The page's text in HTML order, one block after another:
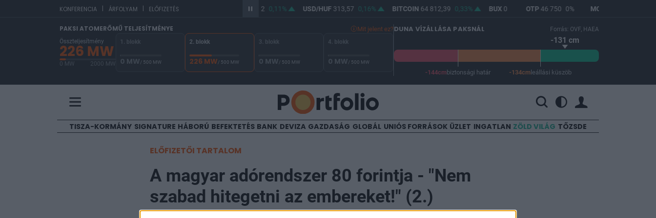
KONFERENCIA | ÁRFOLYAM | ELŐFIZETÉS 362,12 0,11% USD/HUF313,57 0,16% BITCOIN64 812,39 0,33% BUX0 OTP46 750 0% MOL
PAKSI ATOMERŐMŰ TELJESÍTMÉNYE Mit jelent ez?
Összteljesítmény
226 MW
0 MW 2000 MW
1. blokk
0 MW/ 500 MW
2. blokk
226 MW/ 500 MW
3. blokk
0 MW/ 500 MW
4. blokk
0 MW/ 500 MW
DUNA VÍZÁLLÁSA PAKSNÁL Forrás: OVF, HAEA
-131 cm
-144cmbiztonsági határ -134cmleállási küszöb
TISZA-KORMÁNY SIGNATURE HÁBORÚ BEFEKTETÉS BANK DEVIZA GAZDASÁG GLOBÁL UNIÓS FORRÁSOK ÜZLET INGATLAN ZÖLD VILÁG TŐZSDE
ELŐFIZETŐI TARTALOM
A magyar adórendszer 80 forintja - "Nem
szabad hitegetni az embereket!" (2.)